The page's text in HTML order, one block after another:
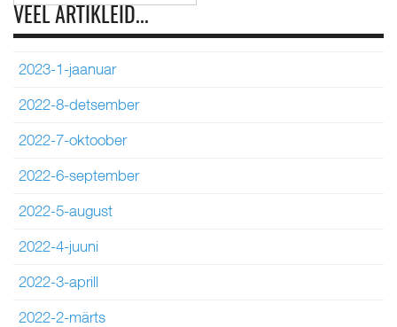
VEEL ARTIKLEID...
2023-1-jaanuar
2022-8-detsember
2022-7-oktoober
2022-6-september
2022-5-august
2022-4-juuni
2022-3-aprill
2022-2-märts